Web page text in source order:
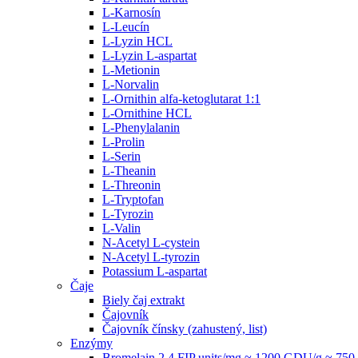
L-Karnosín
L-Leucín
L-Lyzin HCL
L-Lyzin L-aspartat
L-Metionin
L-Norvalin
L-Ornithin alfa-ketoglutarat 1:1
L-Ornithine HCL
L-Phenylalanin
L-Prolin
L-Serin
L-Theanin
L-Threonin
L-Tryptofan
L-Tyrozin
L-Valin
N-Acetyl L-cystein
N-Acetyl L-tyrozin
Potassium L-aspartat
Čaje
Biely čaj extrakt
Čajovník
Čajovník čínsky (zahustený, list)
Enzýmy